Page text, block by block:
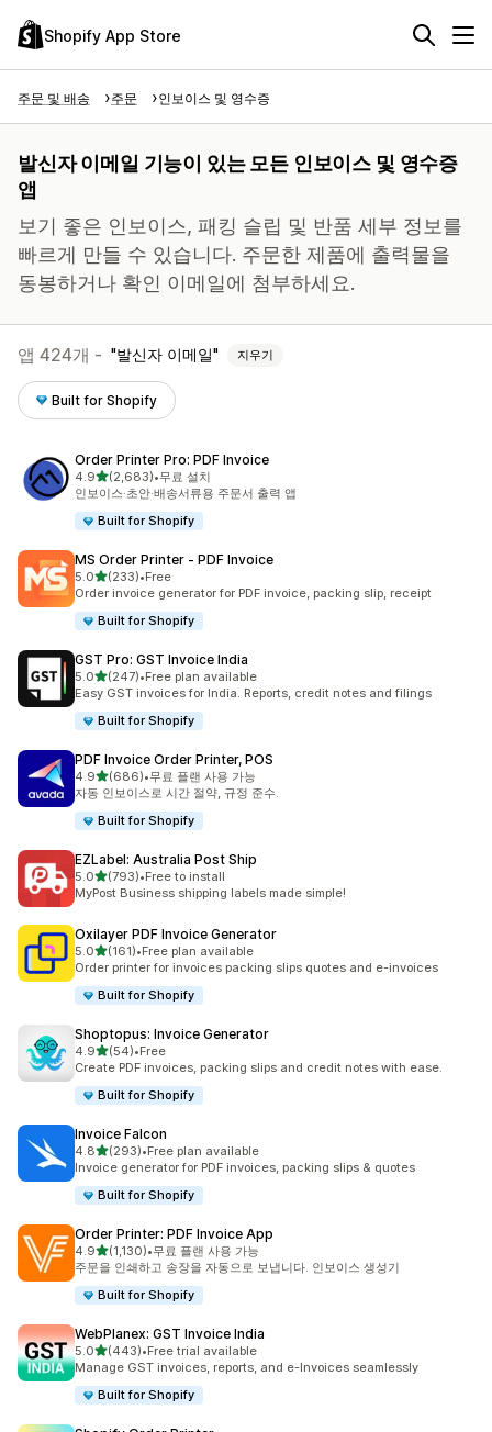
Shopify App Store
주문 및 배송 주문 인보이스 및 영수증
발신자 이메일 기능이 있는 모든 인보이스 및 영수증
앱
보기 좋은 인보이스, 패킹 슬립 및 반품 세부 정보를
빠르게 만들 수 있습니다. 주문한 제품에 출력물을
동봉하거나 확인 이메일에 첨부하세요.
앱 424개 - 발신자 이메일 지우기
Built for Shopify
Order Printer Pro: PDF Invoice
4.9별 5개 중
(2,683)
총 리뷰 2683개
•무료 설치
인보이스·초안·배송서류용 주문서 출력 앱
Built for Shopify
MS Order Printer ‑ PDF Invoice
5.0별 5개 중
(233)
총 리뷰 233개
•Free
Order invoice generator for PDF invoice, packing slip, receipt
Built for Shopify
GST Pro: GST Invoice India
5.0별 5개 중
(247)
총 리뷰 247개
•Free plan available
Easy GST invoices for India. Reports, credit notes and filings
Built for Shopify
PDF Invoice Order Printer, POS
4.9별 5개 중
(686)
총 리뷰 686개
•무료 플랜 사용 가능
자동 인보이스로 시간 절약, 규정 준수.
Built for Shopify
EZLabel: Australia Post Ship
5.0별 5개 중
(793)
총 리뷰 793개
•Free to install
MyPost Business shipping labels made simple!
Oxilayer PDF Invoice Generator
5.0별 5개 중
(161)
총 리뷰 161개
•Free plan available
Order printer for invoices packing slips quotes and e-invoices
Built for Shopify
Shoptopus: Invoice Generator
4.9별 5개 중
(54)
총 리뷰 54개
•Free
Create PDF invoices, packing slips and credit notes with ease.
Built for Shopify
Invoice Falcon
4.8별 5개 중
(293)
총 리뷰 293개
•Free plan available
Invoice generator for PDF invoices, packing slips & quotes
Built for Shopify
Order Printer: PDF Invoice App
4.9별 5개 중
(1,130)
총 리뷰 1130개
•무료 플랜 사용 가능
주문을 인쇄하고 송장을 자동으로 보냅니다. 인보이스 생성기
Built for Shopify
WebPlanex: GST Invoice India
5.0별 5개 중
(443)
총 리뷰 443개
•Free trial available
Manage GST invoices, reports, and e-Invoices seamlessly
Built for Shopify